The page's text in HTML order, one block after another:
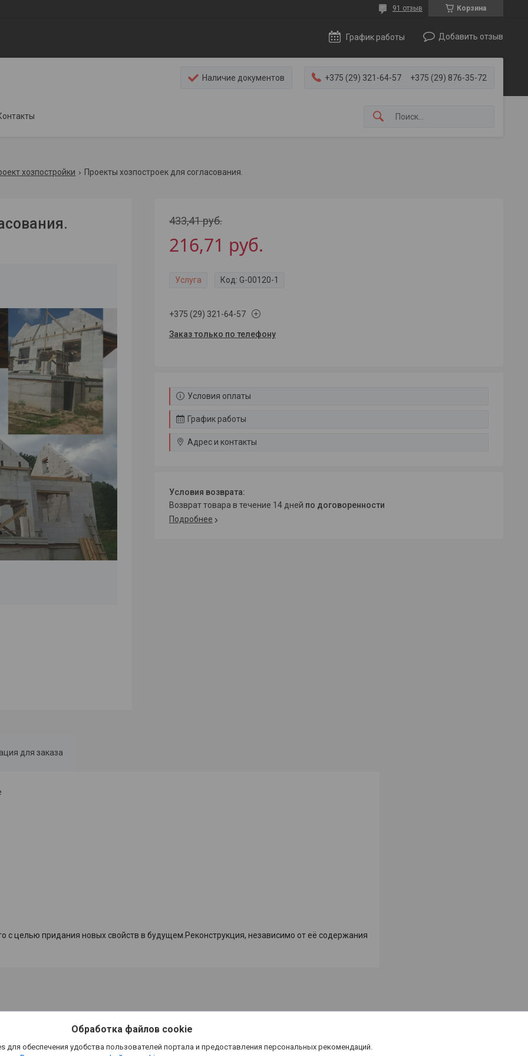
Корзина
91 отзыв
График работы Добавить отзыв
Наличие документов +375 (29) 321-64-57 +375 (29) 876-35-72
хозпостройки Проекты хозпостроек для согласования.
433,41руб.
216,71 руб.
Услуга Код: G-00120-1
+375 (29) 321-64-57
Заказ только по телефону
Условия оплаты
График работы
Адрес и контакты
возврат товара в течение 14 дней по договоренности
Подробнее
для заказа
сцелью придания новых свойств в будущем Реконструкция, независимо от её содержания
Обработка файлов cookie
обеспечения удобства пользователей портала и предоставления персональных рекомендаций.